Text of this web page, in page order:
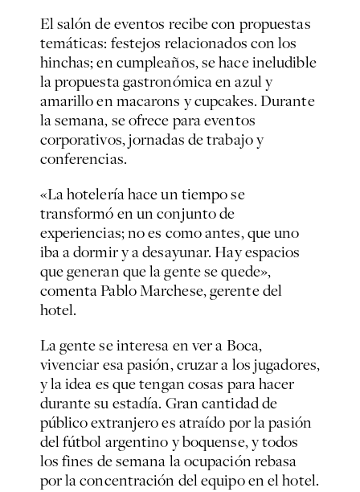
El salón de eventos recibe con propuestas
temáticas: festejos relacionados con los
hinchas; en cumpleaños, se hace ineludible
la propuesta gastronómica en azul y
amarillo enmacarons ycupcakes. Durante
la semana, se ofrece para eventos
corporativos, jornadas de trabajo y
conferencias.
«La hotelería hace un tiempo se
transformó en un conjunto de
experiencias; no es como antes, que uno
iba a dormir y a desayunar. Hay espacios
que generan que la gente se quede»,
comenta Pablo Marchese, gerente del
hotel.
La gente se interesa en ver a Boca,
vivenciar esa pasión, cruzar a los jugadores,
y la idea es que tengan cosas para hacer
durante su estadía. Gran cantidad de
público extranjero es atraído por la pasión
del fútbol argentino y boquense, y todos
los fines de semana la ocupación rebasa
por la concentración del equipo en el hotel.